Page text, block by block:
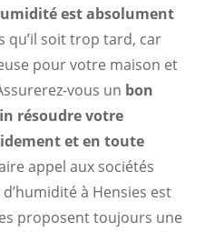
est absolument
qu’il soit trop tard, car
pour votre maison et
vous un bon
résoudre votre
et en toute
appel aux sociétés
à Hensies est
proposent toujours une